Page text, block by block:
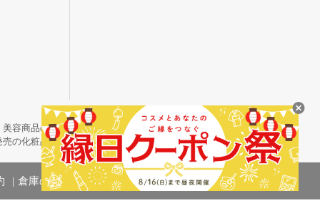
容商品の通販サイトです。
の化粧品も取り揃えています。
倉庫の管理体制